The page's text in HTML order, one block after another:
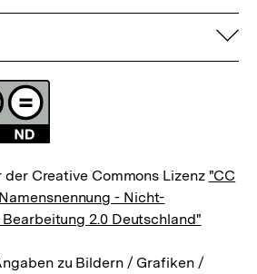
Creative Commons Lizenz "CC
- Nicht-
2.0 Deutschland"
zu Bildern / Grafiken /